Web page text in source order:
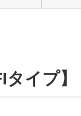
イプ】